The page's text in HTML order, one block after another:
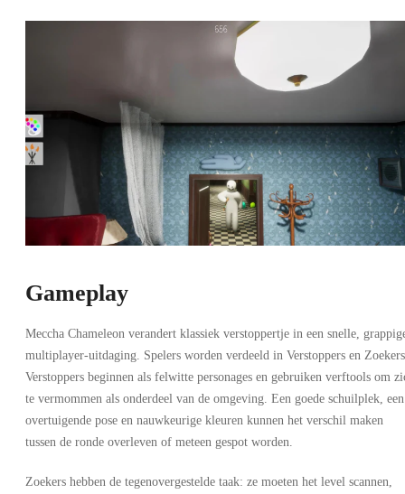
Gameplay
Meccha Chameleon verandert klassiek verstoppertje in een snelle,
multiplayer-uitdaging. Spelers worden verdeeld in Verstoppers en
Verstoppers beginnen als felwitte personages en gebruiken verftools om
te vermommen als onderdeel van de omgeving. Een goede schuilplek, een
overtuigende pose en nauwkeurige kleuren kunnen het verschil maken
tussen de ronde overleven of meteen gespot worden.
Zoekers hebben de tegenovergestelde taak: ze moeten het level scannen,